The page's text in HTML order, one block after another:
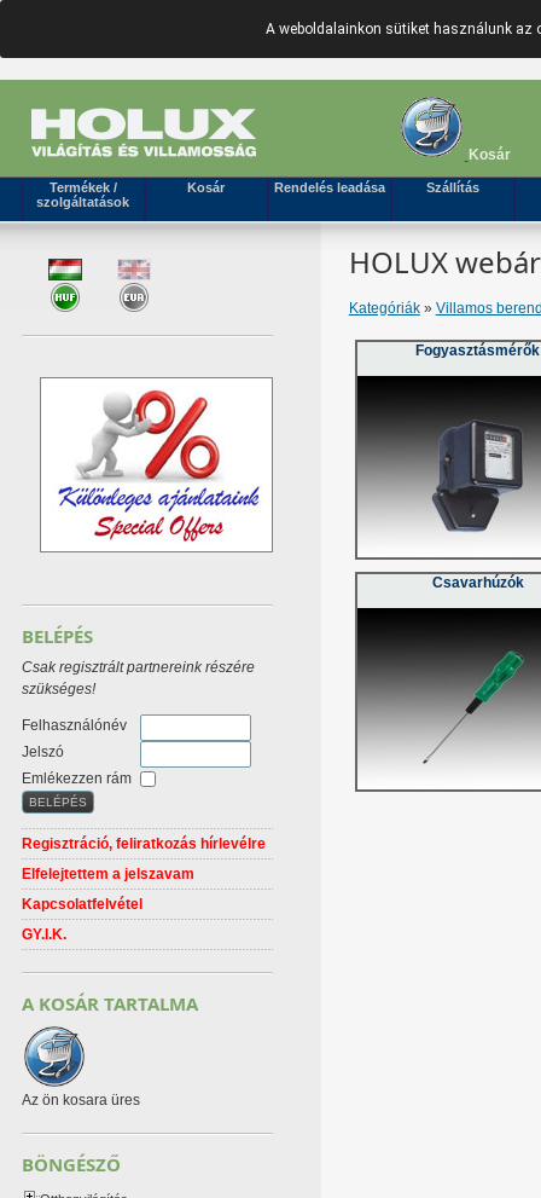
A weboldalainkon sütiket használunk
Kosár
Termékek /
szolgáltatások
Kosár Rendelés leadása Szállítás
HOLUX
Kategóriák» Villamos
Fogyasztásmérők
Csavarhúzók
BELÉPÉS
Csak regisztrált partnereink részére
szükséges!
Felhasználónév
Jelszó
Emlékezzen rám
Regisztráció, feliratkozás hírlevélre
Elfelejtettem a jelszavam
Kapcsolatfelvétel
GY.I.K.
A KOSÁR TARTALMA
Az ön kosara üres
BÖNGÉSZŐ